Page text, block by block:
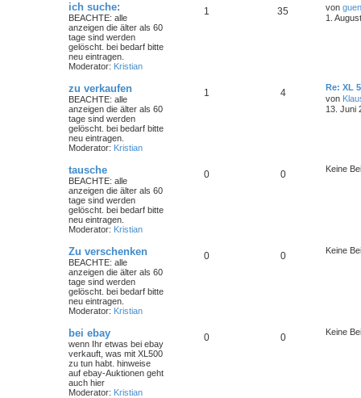
ich suche:
BEACHTE: alle
anzeigen die älter als 60
tage sind werden
gelöscht. bei bedarf bitte
neu eintragen.
Moderator: Kristian
1 35 von
1.
zu verkaufen
BEACHTE: alle
anzeigen die älter als 60
tage sind werden
gelöscht. bei bedarf bitte
neu eintragen.
Moderator: Kristian
1 4
Re: XL
von
13. Juni
tausche
BEACHTE: alle
anzeigen die älter als 60
tage sind werden
gelöscht. bei bedarf bitte
neu eintragen.
Moderator: Kristian
0 0 Keine
Zu verschenken
BEACHTE: alle
anzeigen die älter als 60
tage sind werden
gelöscht. bei bedarf bitte
neu eintragen.
Moderator: Kristian
0 0 Keine
bei ebay
wenn Ihr etwas bei ebay
verkauft, was mit XL500
zu tun habt. hinweise
auf ebay-Auktionen geht
auch hier
Moderator: Kristian
0 0 Keine